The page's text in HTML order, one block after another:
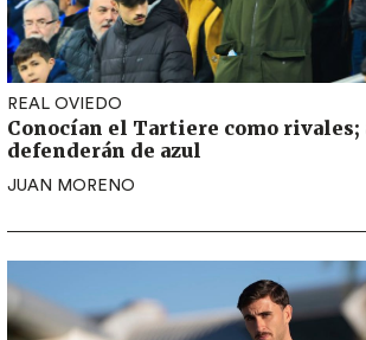
REAL OVIEDO
Conocían el Tartiere como rivales;
defenderán de azul
JUAN MORENO